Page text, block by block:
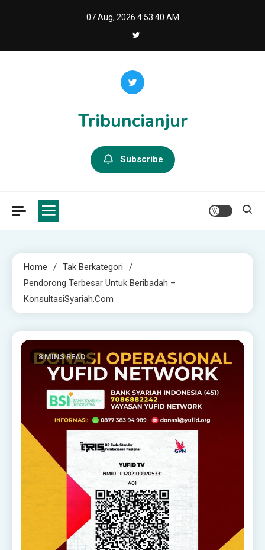
07 Aug, 2026 4:53:41 AM
Tribuncianjur
Subscribe
Home
Tak Berkategori
Pendorong Terbesar Untuk Beribadah –
KonsultasiSyariah.com
8 MINS READ